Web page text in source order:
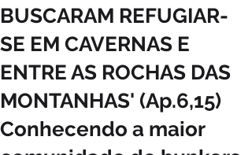
BUSCARAM REFUGIAR-
SE EM CAVERNAS E
ENTRE AS ROCHAS DAS
MONTANHAS' (Ap.6,15)
Conhecendo a maior